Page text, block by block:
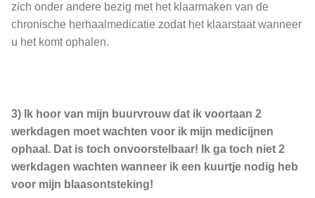
zich onder andere bezig met het klaarmaken van de
chronische herhaalmedicatie zodat het klaarstaat wanneer
u het komt ophalen.
3) Ik hoor van mijn buurvrouw dat ik voortaan 2
werkdagen moet wachten voor ik mijn medicijnen
ophaal. Dat is toch onvoorstelbaar! Ik ga toch niet 2
werkdagen wachten wanneer ik een kuurtje nodig heb
voor mijn blaasontsteking!